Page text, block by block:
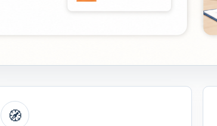
🧭